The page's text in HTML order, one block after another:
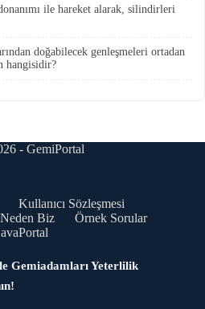
ile hareket alarak, silindirleri
doğabilecek genleşmeleri ortadan
hangisidir?
- GemiPortal
Kullanıcı Sözleşmesi
Neden Biz
Örnek Sorular
Gemiadamları Yeterlilik